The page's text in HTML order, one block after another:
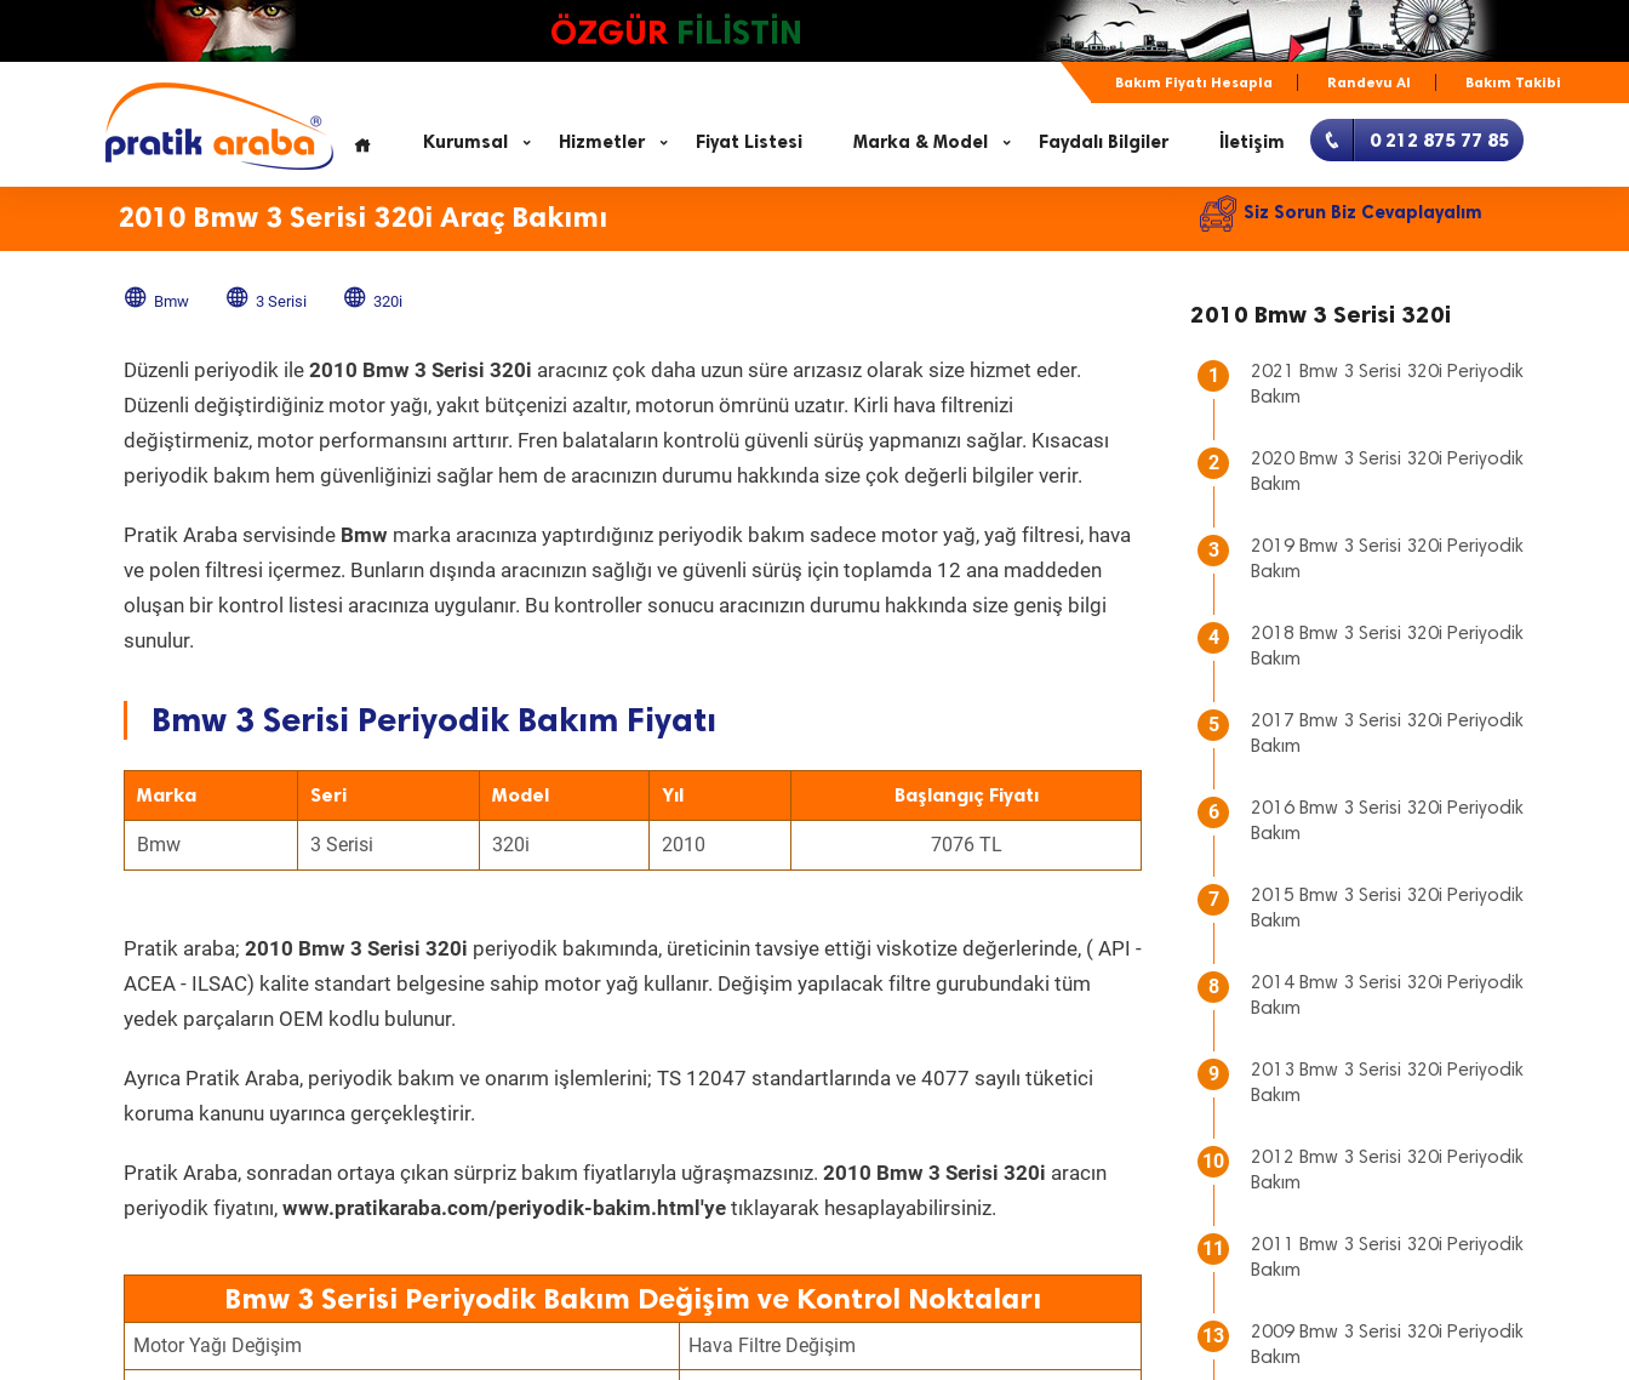
ÖZGÜR FİLİSTİN
Bakım Fiyatı Hesapla Randevu Al Bakım Takibi
Kurumsal Hizmetler Fiyat Listesi Marka & Model Faydalı Bilgiler İletişim 0 212 875 77 85
2010 Bmw 3 Serisi 320i Araç Bakımı Siz Sorun Biz Cevaplayalım
Bmw 3 Serisi 320i
Düzenli periyodik ile 2010 Bmw 3 Serisi 320i aracınız çok daha uzun süre arızasız olarak size hizmet eder.
Düzenli değiştirdiğiniz motor yağı, yakıt bütçenizi azaltır, motorun ömrünü uzatır. Kirli hava filtrenizi
değiştirmeniz, motor performansını arttırır. Fren balataların kontrolü güvenli sürüş yapmanızı sağlar. Kısacası
periyodik bakım hem güvenliğinizi sağlar hem de aracınızın durumu hakkında size çok değerli bilgiler verir.
Pratik Araba servisinde Bmw marka aracınıza yaptırdığınız periyodik bakım sadece motor yağ, yağ filtresi, hava
ve polen filtresi içermez. Bunların dışında aracınızın sağlığı ve güvenli sürüş için toplamda 12 ana maddeden
oluşan bir kontrol listesi aracınıza uygulanır. Bu kontroller sonucu aracınızın durumu hakkında size geniş bilgi
sunulur.
Bmw 3 Serisi Periyodik Bakım Fiyatı
Marka Seri Model Yıl Başlangıç Fiyatı
Bmw 3 Serisi 320i 2010 7076 TL
Pratik araba; 2010 Bmw 3 Serisi 320i periyodik bakımında, üreticinin tavsiye ettiği viskotize değerlerinde, ( API -
ACEA - ILSAC) kalite standart belgesine sahip motor yağ kullanır. Değişim yapılacak filtre gurubundaki tüm
yedek parçaların OEM kodlu bulunur.
Ayrıca Pratik Araba, periyodik bakım ve onarım işlemlerini; TS 12047 standartlarında ve 4077 sayılı tüketici
koruma kanunu uyarınca gerçekleştirir.
Pratik Araba, sonradan ortaya çıkan sürpriz bakım fiyatlarıyla uğraşmazsınız. 2010 Bmw 3 Serisi 320i aracın
periyodik fiyatını, www.pratikaraba.com/periyodik-bakim.html'ye tıklayarak hesaplayabilirsiniz.
Bmw 3 Serisi Periyodik Bakım Değişim ve Kontrol Noktaları
Motor Yağı Değişim Hava Filtre Değişim
2010 Bmw 3 Serisi 320i
1
2021 Bmw 3 Serisi 320i Periyodik
Bakım
2
2020 Bmw 3 Serisi 320i Periyodik
Bakım
3
2019 Bmw 3 Serisi 320i Periyodik
Bakım
4
2018 Bmw 3 Serisi 320i Periyodik
Bakım
5
2017 Bmw 3 Serisi 320i Periyodik
Bakım
6
2016 Bmw 3 Serisi 320i Periyodik
Bakım
7
2015 Bmw 3 Serisi 320i Periyodik
Bakım
8
2014 Bmw 3 Serisi 320i Periyodik
Bakım
9
2013 Bmw 3 Serisi 320i Periyodik
Bakım
10
2012 Bmw 3 Serisi 320i Periyodik
Bakım
11
2011 Bmw 3 Serisi 320i Periyodik
Bakım
13
2009 Bmw 3 Serisi 320i Periyodik
Bakım